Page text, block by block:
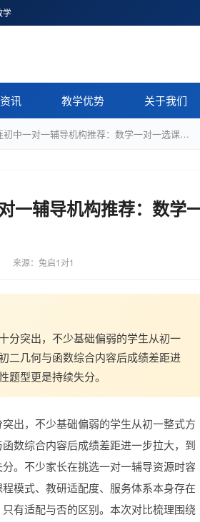
学
讯 教学优势 关于我们
初中一对一辅导机构推荐：数学一对一选课…
一辅导机构推荐：数学
来源：兔启1对1
分突出，不少基础偏弱的学生从初一
二几何与函数综合内容后成绩差距进
题型更是持续失分。
出，不少基础偏弱的学生从初一整式方
数综合内容后成绩差距进一步拉大，到
。不少家长在挑选一对一辅导资源时容
模式、教研适配度、服务体系本身存在
有适配与否的区别。本次对比梳理围绕